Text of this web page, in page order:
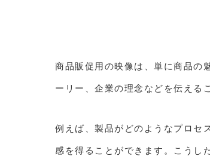
商品販促用の映像は、単に商品の
ーリー、企業の理念などを伝える
例えば、製品がどのようなプロセ
感を得ることができます。こうし